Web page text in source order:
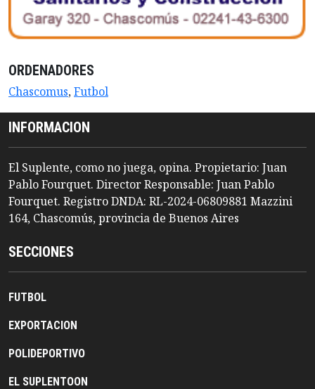
ORDENADORES
Chascomus,Futbol
INFORMACION
El Suplente, como no juega, opina. Propietario: Juan
Pablo Fourquet. Director Responsable: Juan Pablo
Fourquet. Registro DNDA: RL-2024-06809881 Mazzini
164, Chascomús, provincia de Buenos Aires
SECCIONES
FUTBOL
EXPORTACION
POLIDEPORTIVO
EL SUPLENTOON